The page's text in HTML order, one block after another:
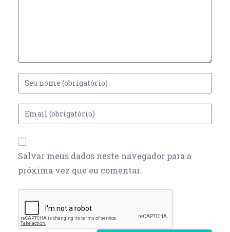
Salvar meus dados neste navegador para a
próxima vez que eu comentar.